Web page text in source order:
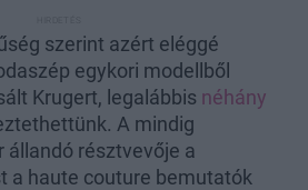
szerint azért eléggé
egykori modellből
Krugert, legalábbis néhány
A mindig
állandó résztvevője a
a haute couture bemutatók